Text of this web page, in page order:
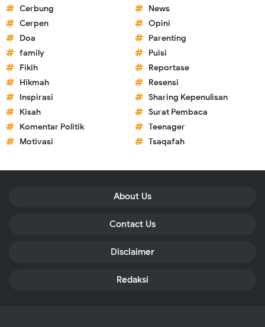
Cerbung
Cerpen
Doa
family
Fikih
Hikmah
Inspirasi
Kisah
Komentar Politik
Motivasi
News
Opini
Parenting
Puisi
Reportase
Resensi
Sharing Kepenulisan
Surat Pembaca
Teenager
Tsaqafah
About Us
Contact Us
Disclaimer
Redaksi